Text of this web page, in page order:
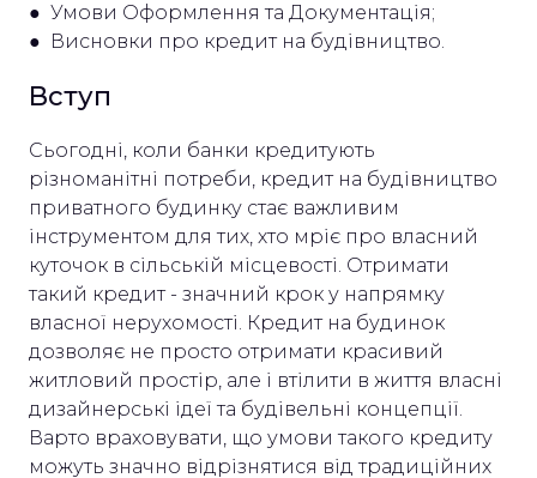
● Умови Оформлення та Документація;
● Висновки про кредит на будівництво.
Вступ
Сьогодні, коли банки кредитують
різноманітні потреби, кредит на будівництво
приватного будинку стає важливим
інструментом для тих, хто мріє про власний
куточок в сільській місцевості. Отримати
такий кредит - значний крок у напрямку
власної нерухомості. Кредит на будинок
дозволяє не просто отримати красивий
житловий простір, але і втілити в життя власні
дизайнерські ідеї та будівельні концепції.
Варто враховувати, що умови такого кредиту
можуть значно відрізнятися від традиційних